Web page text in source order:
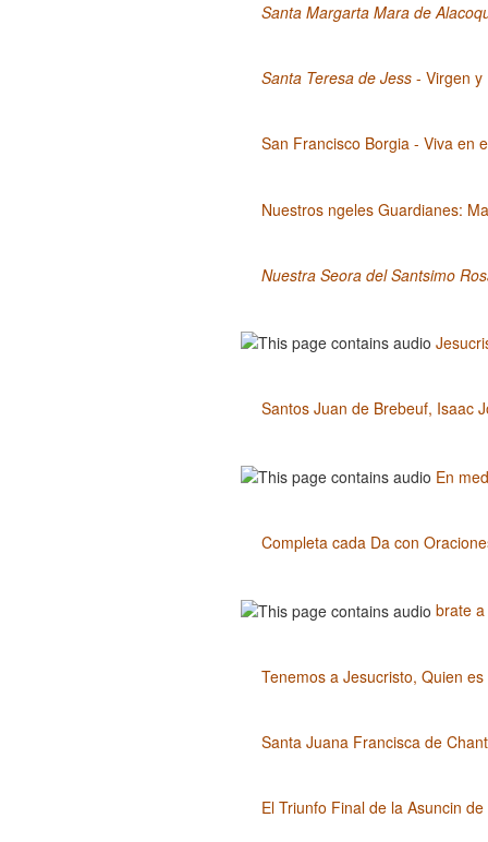
Santa Margarta Mara de
Santa Teresa de Jess - Virgen y
San Francisco Borgia - Viva en
Nuestros ngeles Guardianes:
Nuestra Seora del Santsimo
Santos Juan de Brebeuf, Isaac
En
Completa cada Da con
brate
Tenemos a Jesucristo, Quien
Santa Juana Francisca de
El Triunfo Final de la Asuncin